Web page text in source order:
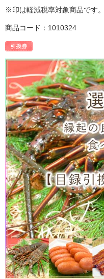
※印は軽減税率対象商品です。
商品コード：1010324